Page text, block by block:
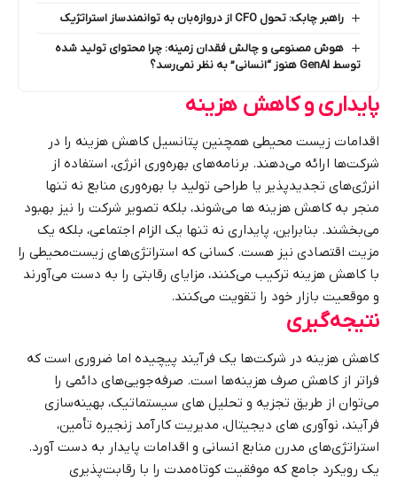
راهبر چابک: تحول CFO از دروازه‌بان به توانمندساز استراتژیک
هوش مصنوعی و چالش فقدان زمینه: چرا محتوای تولید شده
توسط GenAI هنوز “انسانی” به نظر نمی‌رسد؟
پایداری و کاهش هزینه
اقدامات زیست‌ محیطی همچنین پتانسیل کاهش هزینه را در
شرکت‌ها ارائه می‌دهند. برنامه‌های بهره‌وری انرژی، استفاده از
انرژی‌های تجدیدپذیر یا طراحی تولید با بهره‌وری منابع نه تنها
منجر به کاهش هزینه‌ ها می‌شوند، بلکه تصویر شرکت را نیز بهبود
می‌بخشند. بنابراین، پایداری نه تنها یک الزام اجتماعی، بلکه یک
مزیت اقتصادی نیز هست. کسانی که استراتژی‌های زیست‌محیطی را
با کاهش هزینه ترکیب می‌کنند، مزایای رقابتی را به دست می‌آورند
و موقعیت بازار خود را تقویت می‌کنند.
نتیجه‌گیری
کاهش هزینه در شرکت‌ها یک فرآیند پیچیده اما ضروری است که
فراتر از کاهش صرف هزینه‌ها است. صرفه‌جویی‌های دائمی را
می‌توان از طریق تجزیه و تحلیل‌ های سیستماتیک، بهینه‌سازی
فرآیند، نوآوری‌ های دیجیتال، مدیریت کارآمد زنجیره تأمین،
استراتژی‌های مدرن منابع انسانی و اقدامات پایدار به دست آورد.
یک رویکرد جامع که موفقیت کوتاه‌مدت را با رقابت‌پذیری